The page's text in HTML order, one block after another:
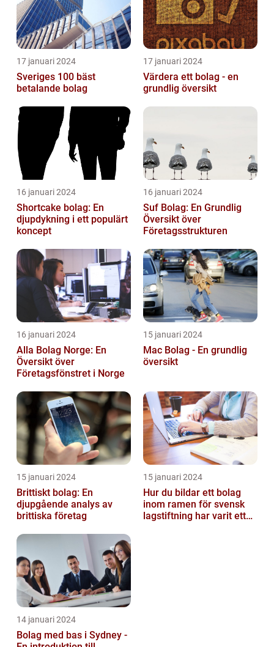
17 januari 2024
Sveriges 100 bäst
betalande bolag
17 januari 2024
Värdera ett bolag - en
grundlig översikt
16 januari 2024
Shortcake bolag: En
djupdykning i ett populärt
koncept
16 januari 2024
Suf Bolag: En Grundlig
Översikt över
Företagsstrukturen
16 januari 2024
Alla Bolag Norge: En
Översikt över
Företagsfönstret i Norge
15 januari 2024
Mac Bolag - En grundlig
översikt
15 januari 2024
Brittiskt bolag: En
djupgående analys av
brittiska företag
15 januari 2024
Hur du bildar ett bolag
inom ramen för svensk
lagstiftning har varit ett
14 januari 2024
Bolag med bas i Sydney -